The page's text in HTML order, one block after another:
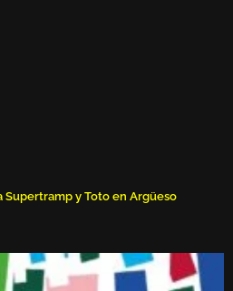
Supertramp y Toto en Argüeso